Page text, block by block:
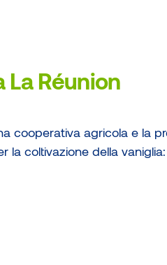
La Réunion
cooperativa agricola e la
la coltivazione della vaniglia: